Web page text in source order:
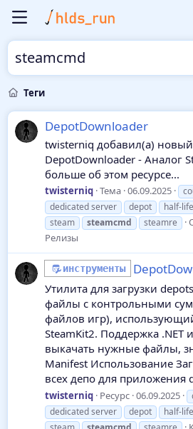
steamcmd
Теги
DepotDownloader
twisterniq добавил(а) новый
DepotDownloader - Аналог
больше об этом ресурсе...
twisterniq Тема 06.09.2025
dedicated server
depot half-life
steam
steamcmd steamre
Релизы
инструменты
Утилита для загрузки
файлы с контрольными
файлов игр),
SteamKit2. Поддержка .NET
выкачать нужные файлы,
Manifest Использование
всех депо для приложения
twisterniq Ресурс 06.09.2025
dedicated server
depot half-life